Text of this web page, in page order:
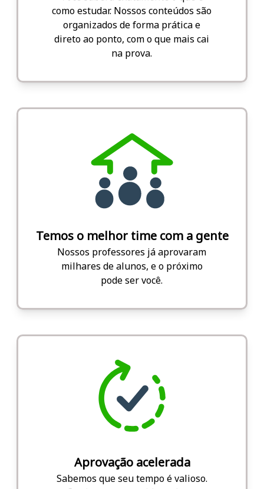
como estudar. Nossos conteúdos são
organizados de forma prática e
direto ao ponto, com o que mais cai
na prova.
Temos o melhor time com a gente
Nossos professores já aprovaram
milhares de alunos, e o próximo
pode ser você.
Aprovação acelerada
Sabemos que seu tempo é valioso.